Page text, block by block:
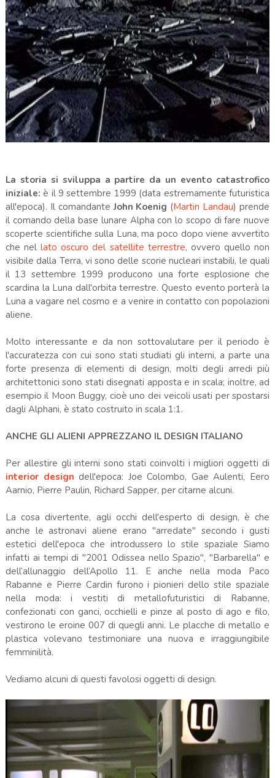
La storia si sviluppa a partire da un evento catastrofico
iniziale: è il 9 settembre 1999 (data estremamente futuristica
all'epoca). Il comandanteJohn Koenig (Martin Landau) prende
il comando della base lunare Alpha con lo scopo di fare nuove
scoperte scientifiche sulla Luna, ma poco dopo viene avvertito
che nellato oscuro del satellite terrestre, ovvero quello non
visibile dalla Terra, vi sono delle scorie nucleari instabili, le quali
il 13 settembre 1999 producono una forte esplosione che
scardina la Luna dall'orbita terrestre. Questo evento porterà la
Luna a vagare nel cosmo e a venire in contatto con popolazioni
aliene.
Molto interessante e da non sottovalutare per il periodo è
l'accuratezza con cui sono stati studiati gli interni, a parte una
forte presenza di elementi di design, molti degli arredi più
architettonici sono stati disegnati apposta e in scala; inoltre, ad
esempio il Moon Buggy, cioè uno dei veicoli usati per spostarsi
dagli Alphani, è stato costruito in scala 1:1.
ANCHE GLI ALIENI APPREZZANO IL DESIGN ITALIANO
Per allestire gli interni sono stati coinvolti i migliori oggetti di
interior design dell'epoca: Joe Colombo, Gae Aulenti, Eero
Aarnio, Pierre Paulin, Richard Sapper, per citarne alcuni.
La cosa divertente, agli occhi dell'esperto di design, è che
anche le astronavi aliene erano "arredate" secondo i gusti
estetici dell'epoca che introdussero lo stile spaziale Siamo
infatti ai tempi di "2001 Odissea nello Spazio", "Barbarella" e
dell’allunaggio dell’Apollo 11. E anche nella moda Paco
Rabanne e Pierre Cardin furono i pionieri dello stile spaziale
nella moda: i vestiti di metallofuturistici di Rabanne,
confezionati con ganci, occhielli e pinze al posto di ago e filo,
vestirono le eroine 007 di quegli anni. Le placche di metallo e
plastica volevano testimoniare una nuova e irraggiungibile
femminilità.
Vediamo alcuni di questi favolosi oggetti di design.